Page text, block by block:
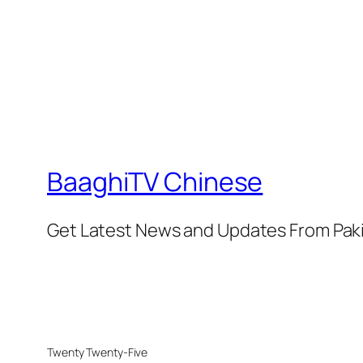
BaaghiTV Chinese
Get Latest News and Updates From
Twenty Twenty-Five